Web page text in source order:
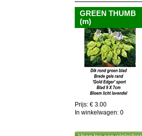
GREEN THUMB
(m)
Prijs: € 3.00
In winkelwagen: 0